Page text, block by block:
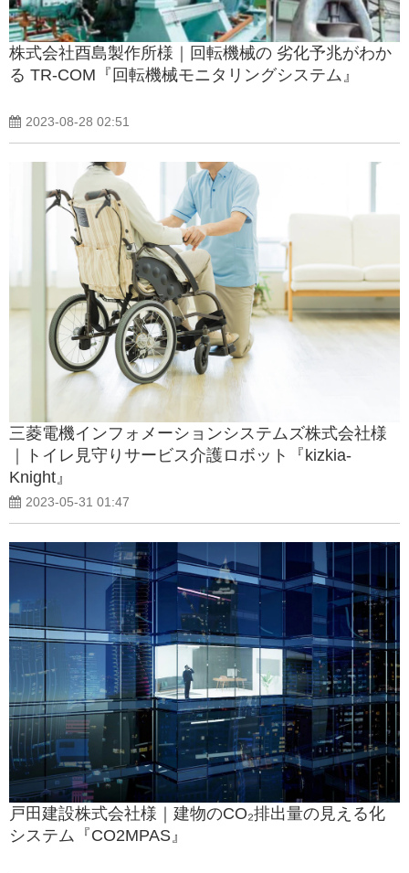
株式会社酉島製作所様｜回転機械の 劣化予兆がわか
る TR-COM『回転機械モニタリングシステム』
2023-08-28 02:51
三菱電機インフォメーションシステムズ株式会社様
｜トイレ見守りサービス介護ロボット『kizkia-
Knight』
2023-05-31 01:47
戸田建設株式会社様｜建物のCO₂排出量の見える化
システム『CO2MPAS』